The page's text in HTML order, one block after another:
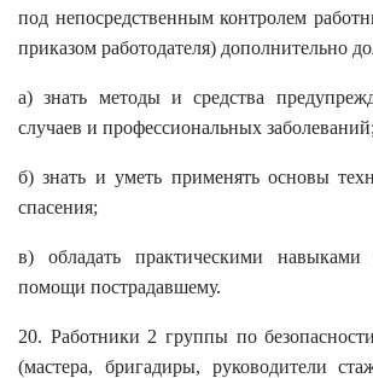
под непосредственным контролем
приказом работодателя) дополнительно
а) знать методы и средства
случаев и профессиональных заболеваний;
б) знать и уметь применять основы
спасения;
в) обладать практическими навыками
помощи пострадавшему.
20. Работники 2 группы по
(мастера, бригадиры, руководители